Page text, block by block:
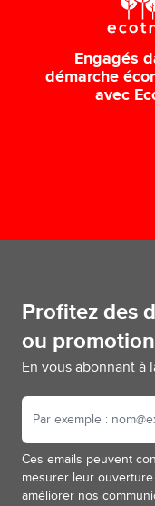
Engagés
démarche
avec
Profitez des
ou
En vous abonnant à
Ces emails peuvent
mesurer leur
améliorer nos